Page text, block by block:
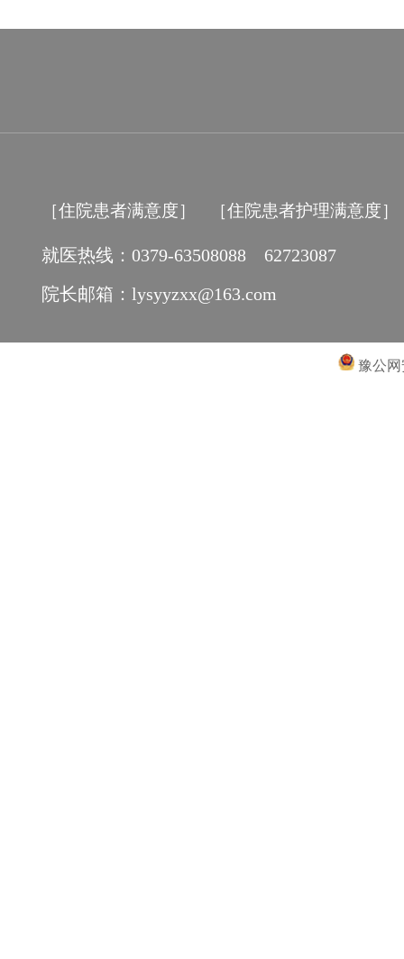
［住院患者满意度］ ［住院患者护理满意度］
就医热线：0379-63508088 62723087
院长邮箱：lysyyzxx@163.com
豫公网